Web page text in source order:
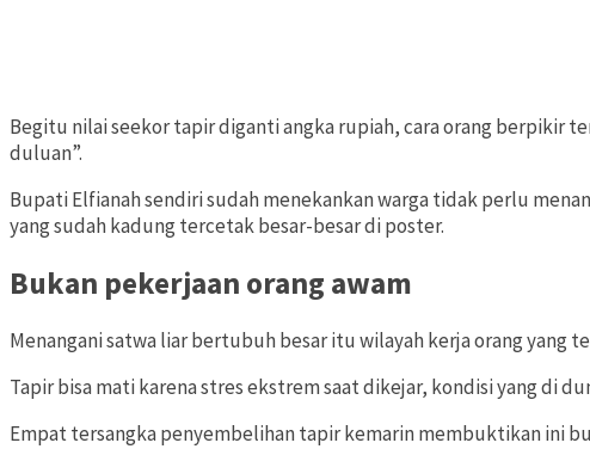
Begitu nilai seekor tapir diganti angka rupiah, cara orang berpikir
duluan”.
Bupati Elfianah sendiri sudah menekankan warga tidak perlu
yang sudah kadung tercetak besar-besar di poster.
Bukan pekerjaan orang awam
Menangani satwa liar bertubuh besar itu wilayah kerja orang
Tapir bisa mati karena stres ekstrem saat dikejar, kondisi yang di
Empat tersangka penyembelihan tapir kemarin membuktikan ini